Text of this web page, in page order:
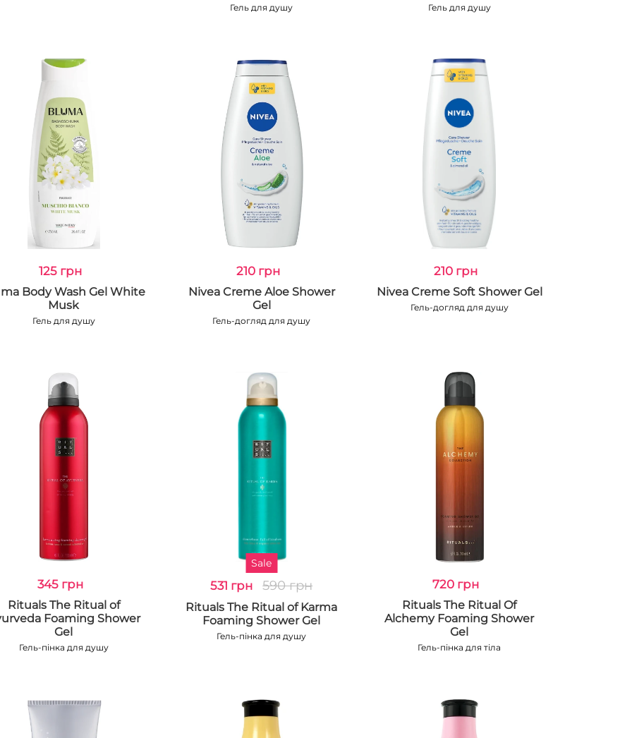
Гель для душу Гель для душу
125 грн
Body Wash Gel White
Musk
Гель для душу
210 грн
Nivea Creme Aloe Shower
Gel
Гель-догляд для душу
210 грн
Nivea Creme Soft Shower Gel
Гель-догляд для душу
345 грн
Rituals The Ritual of
Foaming Shower
Gel
Гель-пінка для душу
Sale
531 грн 590 грн
Rituals The Ritual of Karma
Foaming Shower Gel
Гель-пінка для душу
720 грн
Rituals The Ritual Of
Alchemy Foaming Shower
Gel
Гель-пінка для тіла